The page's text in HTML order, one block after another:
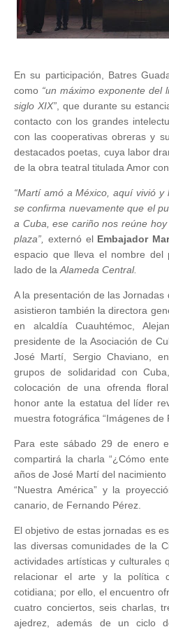
En su participación, Batres
como “un máximo exponente del
siglo XIX”, que durante su
contacto con los grandes
con las cooperativas obreras y
destacados poetas, cuya labor
de la obra teatral titulada Amor
“Martí amó a México, aquí vivió
se confirma nuevamente que el
a Cuba, ese cariño nos reúne
plaza”, externó el Embajador
espacio que lleva el nombre del
lado de laAlameda Central.
A la presentación de las Jornadas
asistieron también la directora
en alcaldía Cuauhtémoc,
presidente de la Asociación de
José Martí, Sergio Chaviano,
grupos de solidaridad con
colocación de una ofrenda
honor ante la estatua del líder
muestra fotográfica “Imágenes de
Para este sábado 29 de enero
compartirá la charla “¿Cómo
años de José Martí del
“Nuestra América” y la
canario, de Fernando Pérez.
El objetivo de estas jornadas es
las diversas comunidades de la
actividades artísticas y culturales
relacionar el arte y la política
cotidiana; por ello, el encuentro
cuatro conciertos, seis charlas,
ajedrez, además de un ciclo